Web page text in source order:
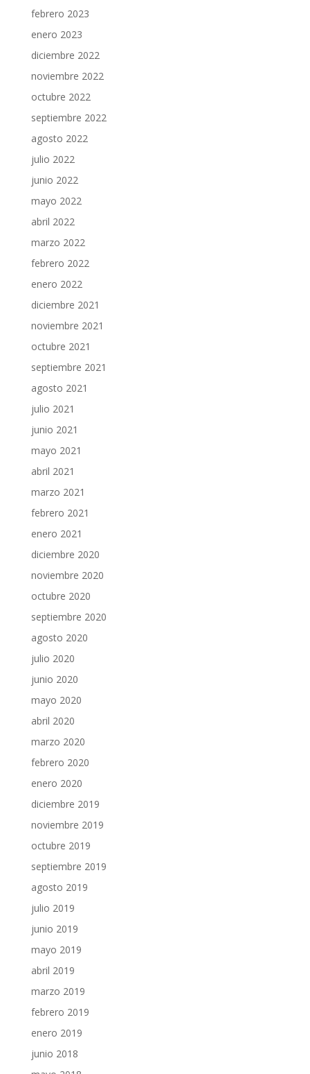
febrero 2023
enero 2023
diciembre 2022
noviembre 2022
octubre 2022
septiembre 2022
agosto 2022
julio 2022
junio 2022
mayo 2022
abril 2022
marzo 2022
febrero 2022
enero 2022
diciembre 2021
noviembre 2021
octubre 2021
septiembre 2021
agosto 2021
julio 2021
junio 2021
mayo 2021
abril 2021
marzo 2021
febrero 2021
enero 2021
diciembre 2020
noviembre 2020
octubre 2020
septiembre 2020
agosto 2020
julio 2020
junio 2020
mayo 2020
abril 2020
marzo 2020
febrero 2020
enero 2020
diciembre 2019
noviembre 2019
octubre 2019
septiembre 2019
agosto 2019
julio 2019
junio 2019
mayo 2019
abril 2019
marzo 2019
febrero 2019
enero 2019
junio 2018